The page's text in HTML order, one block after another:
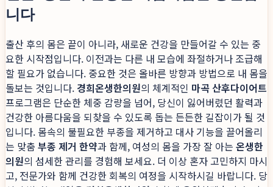
니다
출산 후의 몸은 끝이 아니라, 새로운 건강을 만들어갈 수 있는 중
요한 시작점입니다. 이전과는 다른 내 모습에 좌절하거나 조급해
할 필요가 없습니다. 중요한 것은 올바른 방향과 방법으로 내 몸을
돌보는 것입니다. 경희온생한의원의 체계적인 마곡 산후다이어트
프로그램은 단순한 체중 감량을 넘어, 당신이 잃어버렸던 활력과
건강한 아름다움을 되찾을 수 있도록 돕는 든든한 길잡이가 될 것
입니다. 몸속의 불필요한 부종을 제거하고 대사 기능을 끌어올리
는 맞춤 부종 제거 한약과 함께, 여성의 몸을 가장 잘 아는 온생한
의원의 섬세한 관리를 경험해 보세요. 더 이상 혼자 고민하지 마시
고, 전문가와 함께 건강한 회복의 여정을 시작하시길 바랍니다. 당